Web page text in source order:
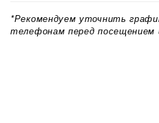
*Рекомендуем уточнить
телефонам перед посещением